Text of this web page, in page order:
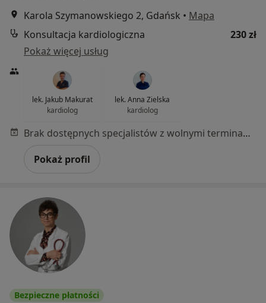
Karola Szymanowskiego 2, Gdańsk • Mapa
Konsultacja kardiologiczna
230 zł
Pokaż więcej usług
lek. Jakub Makurat
kardiolog
lek. Anna Zielska
kardiolog
Brak dostępnych specjalistów z wolnymi terminami w tym centrum medycznym.
Pokaż profil
Bezpieczne płatności